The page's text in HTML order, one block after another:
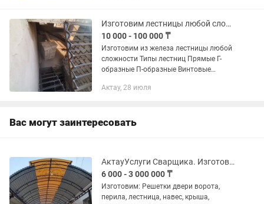
Изготовим лестницы любой сложности
10 000 - 100 000 ₸
Изготовим из железа лестницы любой
сложности Типы лестниц Прямые Г-
образные П-образные Винтовые
Малогабаритные Комбинированные
Актау, 28 июля
Вас могут заинтересовать
АктауУслуги Сварщика. Изготовим и установим!
6 000 - 3 000 000 ₸
Изготовим: Решетки двери ворота,
перила, лестница, навес, крыша,